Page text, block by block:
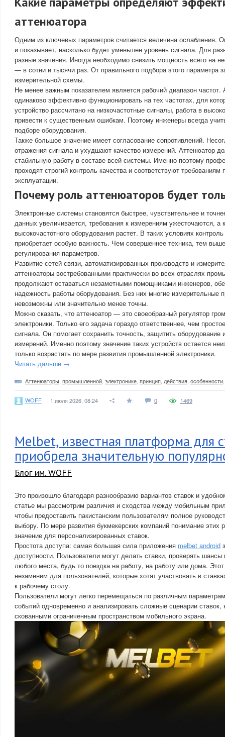
аттенюатора
Одним из ключевых параметров считается величина ослабления.
и показывает, насколько будет уменьшен уровень сигнала. Для
разные значения. Иногда необходимо снизить мощность всего на
— в сотни и тысячи раз. От правильного подбора этого параметра
измерительной схемы.
Не менее важным показателем является рабочий диапазон
одинаково эффективно функционировать на тех частотах, для
устройство рассчитано на низкочастотные сигналы, работа в
привести к существенным ошибкам. Поэтому инженеры всегда
подборе оборудования.
Также большое значение имеет согласование сопротивлений.
отражения сигнала и ухудшают качество измерений. Аттенюатор
стабильную работу в составе всей системы. Именно поэтому
проходят строгий контроль качества и соответствуют
эксплуатации.
Почему роль аттенюаторов будет
Электронные системы становятся быстрее, чувствительнее и
данных увеличивается, требования к измерениям ужесточаются, а
высокочастотного оборудования растет. В таких условиях
приобретает особую важность. Чем совершеннее техника, тем
регулирования параметров.
Развитие сетей связи, автоматизированных производств и
аттенюаторы востребованными практически во всех отраслях
продолжают оставаться незаметными помощниками инженеров,
надежность работы оборудования. Без них многие измерительные
невозможны или значительно менее точны.
Можно сказать, что аттенюатор — это своеобразный регулятор
электроники. Только его задача гораздо ответственнее, чем
сигнала. Он помогает сохранить точность, защитить оборудование
измерений. Именно поэтому значение таких устройств остается
только возрастать по мере развития промышленной электроники.
Читать дальше →
Аттенюаторы промышленной электронике принцип действия особенности
WOFF 1 июля 2026, 08:24 0 1469
Melbet, известная платформа для
приобрела значительную
Блог им. WOFF
Это произошло благодаря разнообразию вариантов ставок и
статье мы рассмотрим различия и сходства между мобильным
чтобы предоставить пакистанским пользователям полное
выбору. По мере развития букмекерских компаний понимание
значение для персонализированных ставок.
Простота доступа: самая большая сила приложения melbet android
доступности. Пользователи могут делать ставки, проверять
любого места, будь то поездка на работу, на работу или дома.
незаменим для пользователей, которые хотят участвовать в
к рабочему столу.
Пользователи могут легко перемещаться по различным
событий одновременно и анализировать сложные сценарии ставок,
скованными ограниченным пространством мобильного экрана.